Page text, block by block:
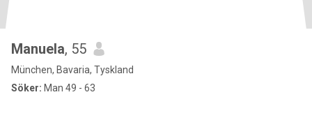
Manuela, 55
München, Bavaria, Tyskland
Söker: Man 49 - 63